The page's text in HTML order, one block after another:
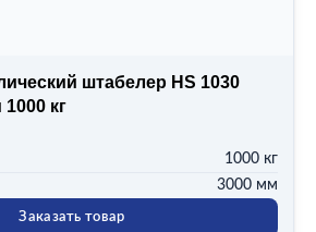
штабелер HS 1030
кг
1000 кг
3000 мм
Заказать товар